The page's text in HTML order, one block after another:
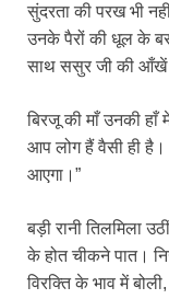
सुंदरता की परख भी
उनके पैरों की धूल के
साथ ससुर जी की आँखें
बिरजू की माँ उनकी हाँ
आप लोग हैं वैसी ही है।
आएगा।”
बड़ी रानी तिलमिला
के होत चीकने पात।
विरक्ति के भाव में